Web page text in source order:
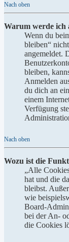
Nach oben
Warum werde ich
Wenn du
bleiben“
angemeldet.
bleiben,
Anmelden
du dich an
einem
Verfügung
Nach oben
Wozu ist die
„Alle
hat und die
bleibst.
wie
Board-
bei der An-
die Cookies